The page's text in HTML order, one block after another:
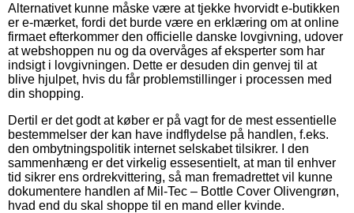
Alternativet kunne måske være at tjekke hvorvidt e-butikken
er e-mærket, fordi det burde være en erklæring om at online
firmaet efterkommer den officielle danske lovgivning, udover
at webshoppen nu og da overvåges af eksperter som har
indsigt i lovgivningen. Dette er desuden din genvej til at
blive hjulpet, hvis du får problemstillinger i processen med
din shopping.
Dertil er det godt at køber er på vagt for de mest essentielle
bestemmelser der kan have indflydelse på handlen, f.eks.
den ombytningspolitik internet selskabet tilsikrer. I den
sammenhæng er det virkelig essesentielt, at man til enhver
tid sikrer ens ordrekvittering, så man fremadrettet vil kunne
dokumentere handlen af Mil-Tec – Bottle Cover Olivengrøn,
hvad end du skal shoppe til en mand eller kvinde.